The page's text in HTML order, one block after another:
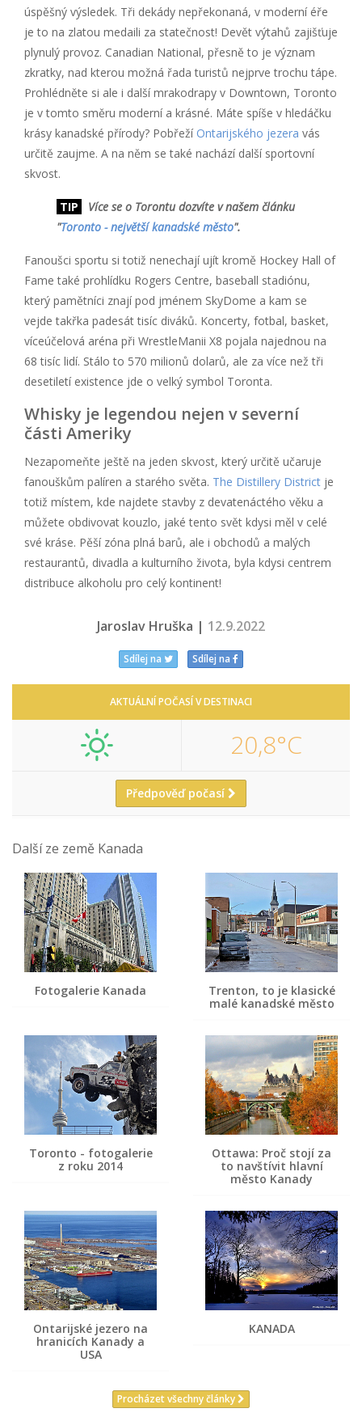
úspěšný výsledek. Tři dekády nepřekonaná, v moderní éře
je to na zlatou medaili za statečnost! Devět výtahů zajišťuje
plynulý provoz. Canadian National, přesně to je význam
zkratky, nad kterou možná řada turistů nejprve trochu tápe.
Prohlédněte si ale i další mrakodrapy v Downtown, Toronto
je v tomto směru moderní a krásné. Máte spíše v hledáčku
krásy kanadské přírody? Pobřeží Ontarijského jezera vás
určitě zaujme. A na něm se také nachází další sportovní
skvost.
TIP
Více se o Torontu dozvíte v našem článku
"Toronto - největší kanadské město".
Fanoušci sportu si totiž nenechají ujít kromě Hockey Hall of
Fame také prohlídku Rogers Centre, baseball stadiónu,
který pamětníci znají pod jménem SkyDome a kam se
vejde takřka padesát tisíc diváků. Koncerty, fotbal, basket,
víceúčelová aréna při WrestleManii X8 pojala najednou na
68 tisíc lidí. Stálo to 570 milionů dolarů, ale za více než tři
desetiletí existence jde o velký symbol Toronta.
Whisky je legendou nejen v severní
části Ameriky
Nezapomeňte ještě na jeden skvost, který určitě učaruje
fanouškům palíren a starého světa. The Distillery District je
totiž místem, kde najdete stavby z devatenáctého věku a
můžete obdivovat kouzlo, jaké tento svět kdysi měl v celé
své kráse. Pěší zóna plná barů, ale i obchodů a malých
restaurantů, divadla a kulturního života, byla kdysi centrem
distribuce alkoholu pro celý kontinent!
Jaroslav Hruška | 12.9.2022
Sdílej na Sdílej na
AKTUÁLNÍ POČASÍ V DESTINACI
20,8°C
Předpověď počasí
Další ze země Kanada
Fotogalerie Kanada
Trenton, to je klasické
malé kanadské město
Toronto - fotogalerie
z roku 2014
Ottawa: Proč stojí za
to navštívit hlavní
město Kanady
Ontarijské jezero na
hranicích Kanady a
USA
KANADA
Procházet všechny články